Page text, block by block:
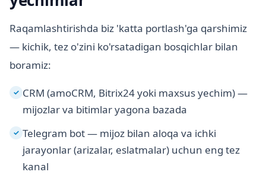
Raqamlashtirishda biz 'katta portlash'ga qarshimiz
— kichik, tez o'zini ko'rsatadigan bosqichlar bilan
boramiz:
✓ CRM (amoCRM, Bitrix24 yoki maxsus yechim) —
mijozlar va bitimlar yagona bazada
✓ Telegram bot — mijoz bilan aloqa va ichki
jarayonlar (arizalar, eslatmalar) uchun eng tez
kanal